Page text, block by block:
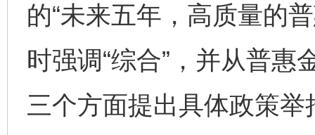
的“未来五年，高质量的
时强调“综合”，并从普
三个方面提出具体政策